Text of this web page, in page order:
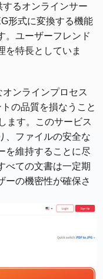
るオンラインサー
形式に変換する機能
。ユーザーフレンド
を特長としていま
ンラインプロセス
の品質を損なうこと
ます。このサービス
、ファイルの安全な
を維持することに尽
べての文書は一定期
ーの機密性が確保さ